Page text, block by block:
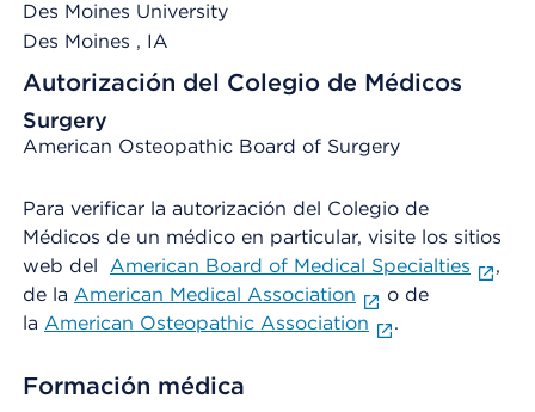
Des Moines University
Des Moines , IA
Autorización del Colegio de Médicos
Surgery
American Osteopathic Board of Surgery
Para verificar la autorización del Colegio de
Médicos de un médico en particular, visite los sitios
web del American Board of Medical Specialties
,
de la American Medical Association
o de
la American Osteopathic Association .
Formación médica